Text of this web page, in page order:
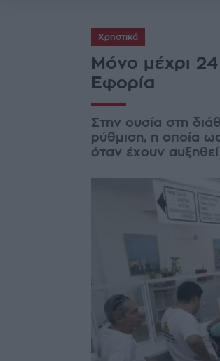
Χρηστικά
Μόνο μέχρι
Εφορία
Στην ουσία στη
ρύθμιση, η οποία
όταν έχουν αυξηθεί